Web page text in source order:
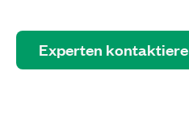
Experten